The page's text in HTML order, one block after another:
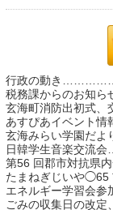
行政の動き
税務課からの
玄海町消防出初式
あすぴあイベント
玄海みらい学
日韓学生音楽
第56 回郡市対抗県
たまねぎじいや
エネルギー学習
ごみの収集日の改
↓↓ ebooks